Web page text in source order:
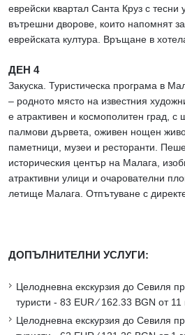
еврейски квартал Санта Круз с
вътрешни дворове, които напомнят
еврейската култура. Връщане в
ДЕН 4
Закуска. Туристическа програма в
– родното място на известния
е атрактивен и космополитен град, с
палмови дървета, оживен нощен
паметници, музеи и ресторанти.
историческия център на Малага,
атрактивни улици и очарователни
летище Малага. Отпътуване с
ДОПЪЛНИТЕЛНИ УСЛУГИ:
Целодневна екскурзия до Севиля
туристи - 83 EUR ∕ 162.33 BGN от
Целодневна екскурзия до Севиля